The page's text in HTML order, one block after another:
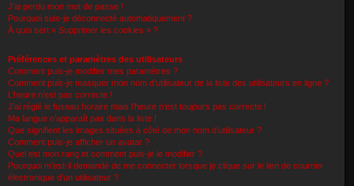
J’ai perdu mon mot de passe !
Pourquoi suis-je déconnecté automatiquement ?
À quoi sert « Supprimer les cookies » ?
Préférences et paramètres des utilisateurs
Comment puis-je modifier mes paramètres ?
Comment puis-je masquer mon nom d’utilisateur de la liste des utilisateurs en ligne ?
L’heure n’est pas correcte !
J’ai réglé le fuseau horaire mais l’heure n’est toujours pas correcte !
Ma langue n’apparaît pas dans la liste !
Que signifient les images situées à côté de mon nom d’utilisateur ?
Comment puis-je afficher un avatar ?
Quel est mon rang et comment puis-je le modifier ?
Pourquoi m’est-il demandé de me connecter lorsque je clique sur le lien de courrier
électronique d’un utilisateur ?